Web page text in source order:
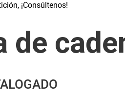
¡Consúltenos!
de